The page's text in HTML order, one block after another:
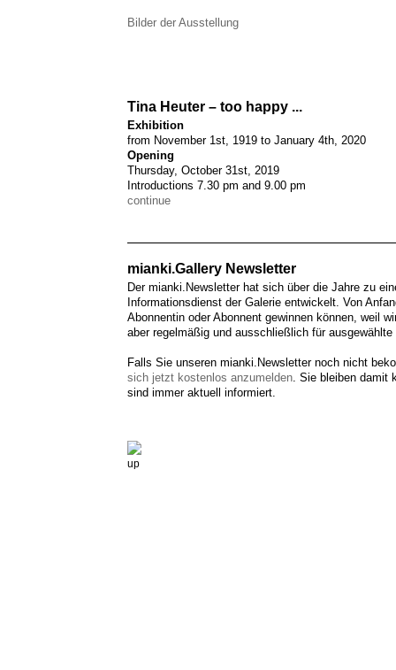
Bilder der Ausstellung
Tina Heuter – too happy ...
Exhibition
from November 1st, 1919 to January 4th, 2020
Opening
Thursday, October 31st, 2019
Introductions 7.30 pm and 9.00 pm
continue
mianki.Gallery Newsletter
Der mianki.Newsletter hat sich über die Jahre zu
Informationsdienst der Galerie entwickelt. Von
Abonnentin oder Abonnent gewinnen können, weil
aber regelmäßig und ausschließlich für
Falls Sie unseren mianki.Newsletter noch nicht
sich jetzt kostenlos anzumelden. Sie bleiben damit
sind immer aktuell informiert.